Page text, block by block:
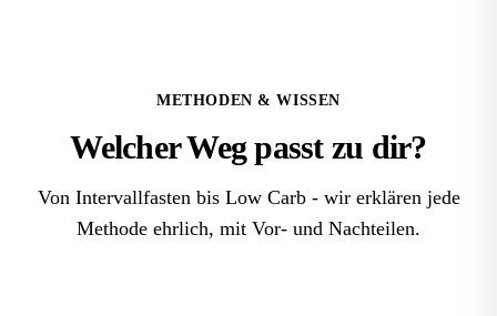
METHODEN & WISSEN
Welcher Weg passt zu dir?
Von Intervallfasten bis Low Carb - wir erklären jede
Methode ehrlich, mit Vor- und Nachteilen.